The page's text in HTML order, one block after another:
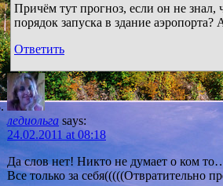
Причём тут прогноз, если он не знал,
порядок запуска в здание
Ответить
ледиольга says:
24.02.2011 at 08:18
Да слов нет! Никто не думает о ком
Все только за себя(((((Отвратительно